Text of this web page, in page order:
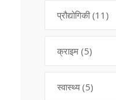
प्रौद्योगिकी(11)
क्राइम (5)
स्वास्थ्य(5)